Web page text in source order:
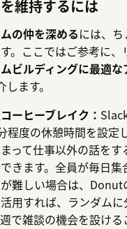
維持するには
の仲を深めるには、
。ここではご参考に、
ビルディングに最適な
ます。
ーヒーブレイク：
程度の休憩時間を設定
って仕事以外の話をす
きます。全員が毎日集
難しい場合は、
用すれば、ランダム
で雑談の機会を設ける